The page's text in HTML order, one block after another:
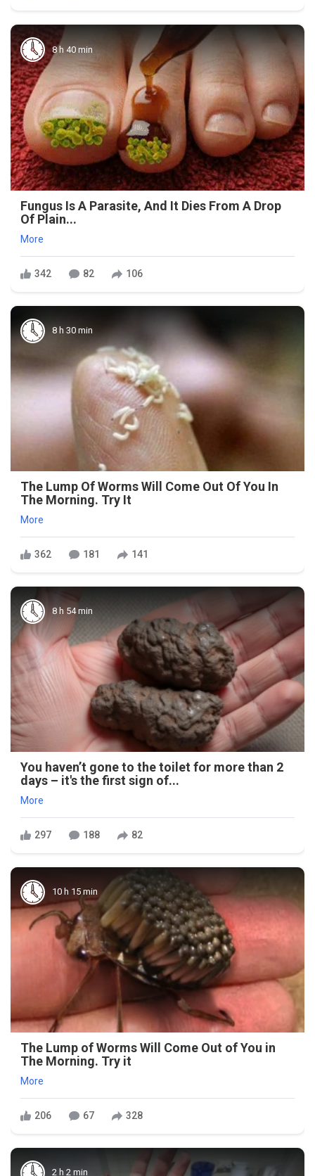
8 h 40 min
Fungus Is A Parasite, And It Dies From A Drop
Of Plain...
More
342 82 106
8 h 30 min
The Lump Of Worms Will Come Out Of You In
The Morning. Try It
More
362 181 141
8 h 54 min
You haven’t gone to the toilet for more than 2
days – it's the first sign of...
More
297 188 82
10 h 15 min
The Lump of Worms Will Come Out of You in
The Morning. Try it
More
206 67 328
2 h 2 min